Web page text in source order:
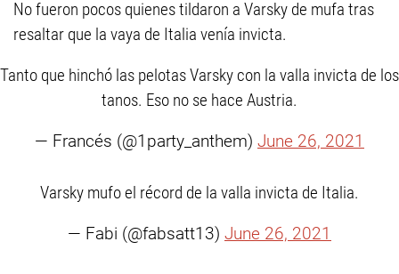
No fueron pocos quienes tildaron a Varsky de mufa tras
resaltar que la vaya de Italia venía invicta.
Tanto que hinchó las pelotas Varsky con la valla invicta de los
tanos. Eso no se hace Austria.
— Francés (@1party_anthem) June 26, 2021
Varsky mufo el récord de la valla invicta de Italia.
— Fabi (@fabsatt13) June 26, 2021